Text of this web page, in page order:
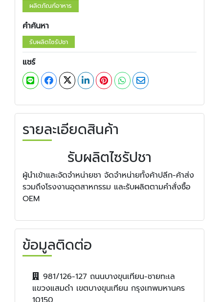
ผลิตภัณฑ์อาหาร
คำค้นหา
รับผลิตไซรัปชา
แชร์
รายละเอียดสินค้า
รับผลิตไซรัปชา
ผู้นำเข้าและจัดจำหน่ายชา จัดจำหน่ายทั้งค้าปลีก-ค้าส่ง
รวมถึงโรงงานอุตสาหกรรม และรับผลิตตามคำสั่งซื้อ
OEM
ข้อมูลติดต่อ
981/126-127 ถนนบางขุนเทียน-ชายทะเล
แขวงแสมดำ เขตบางขุนเทียน กรุงเทพมหานคร